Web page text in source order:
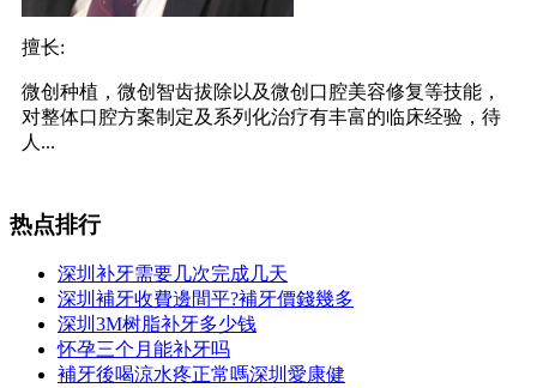
擅长:
微创种植，微创智齿拔除以及微创口腔美容修复等技能，
对整体口腔方案制定及系列化治疗有丰富的临床经验，待
人...
热点排行
深圳补牙需要几次完成几天
深圳補牙收費邊間平?補牙價錢幾多
深圳3M树脂补牙多少钱
怀孕三个月能补牙吗
補牙後喝涼水疼正常嗎深圳愛康健